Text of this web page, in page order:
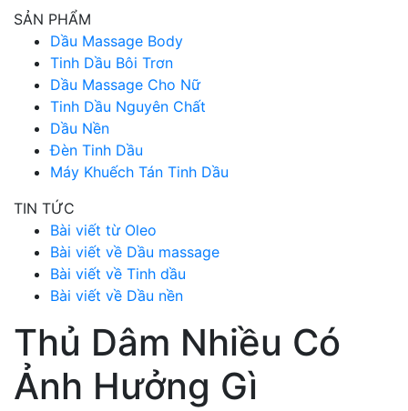
SẢN PHẨM
Dầu Massage Body
Tinh Dầu Bôi Trơn
Dầu Massage Cho Nữ
Tinh Dầu Nguyên Chất
Dầu Nền
Đèn Tinh Dầu
Máy Khuếch Tán Tinh Dầu
TIN TỨC
Bài viết từ Oleo
Bài viết về Dầu massage
Bài viết về Tinh dầu
Bài viết về Dầu nền
Thủ Dâm Nhiều Có
Ảnh Hưởng Gì